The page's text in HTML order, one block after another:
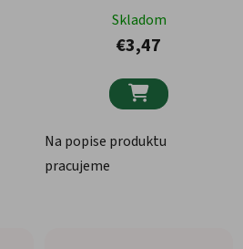
Skladom
€3,47

Na popise produktu
pracujeme